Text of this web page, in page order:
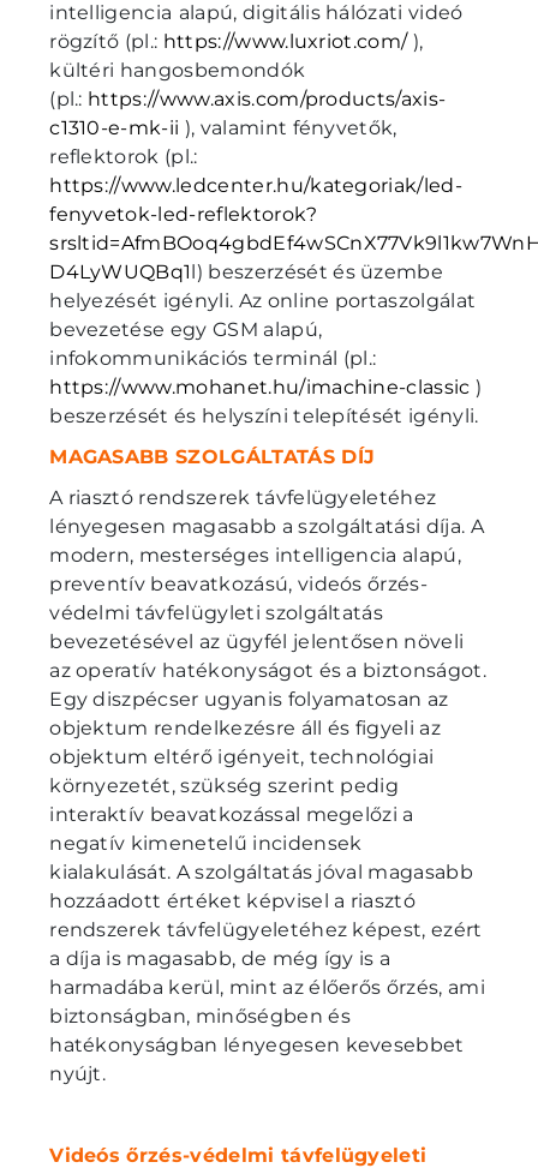
intelligencia alapú, digitális hálózati videó
rögzítő (pl.: https://www.luxriot.com/),
kültéri hangosbemondók
(pl.: https://www.axis.com/products/axis-
c1310-e-mk-ii ), valamint fényvetők,
reflektorok (pl.:
https://www.ledcenter.hu/kategoriak/led-
fenyvetok-led-reflektorok?
D4LyWUQBq1 l) beszerzését és üzembe
helyezését igényli. Az online portaszolgálat
bevezetése egy GSM alapú,
infokommunikációs terminál (pl.:
https://www.mohanet.hu/imachine-classic )
beszerzését és helyszíni telepítését igényli.
MAGASABB SZOLGÁLTATÁS DÍJ
A riasztó rendszerek távfelügyeletéhez
lényegesen magasabb a szolgáltatási díja. A
modern, mesterséges intelligencia alapú,
preventív beavatkozású, videós őrzés-
védelmi távfelügyleti szolgáltatás
bevezetésével az ügyfél jelentősen növeli
az operatív hatékonyságot és a biztonságot.
Egy diszpécser ugyanis folyamatosan az
objektum rendelkezésre áll és figyeli az
objektum eltérő igényeit, technológiai
környezetét, szükség szerint pedig
interaktív beavatkozással megelőzi a
negatív kimenetelű incidensek
kialakulását. A szolgáltatás jóval magasabb
hozzáadott értéket képvisel a riasztó
rendszerek távfelügyeletéhez képest, ezért
a díja is magasabb, de még így is a
harmadába kerül, mint az élőerős őrzés, ami
biztonságban, minőségben és
hatékonyságban lényegesen kevesebbet
nyújt.
Videós őrzés-védelmi távfelügyeleti